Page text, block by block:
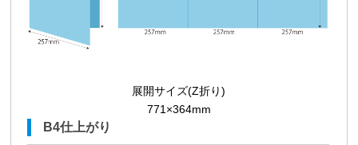
展開サイズ(Z折り)
771×364mm
B4仕上がり